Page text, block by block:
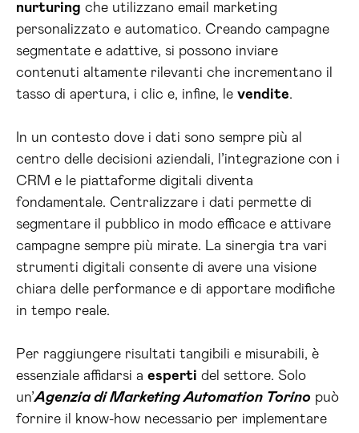
nurturing che utilizzano email marketing
personalizzato e automatico. Creando campagne
segmentate e adattive, si possono inviare
contenuti altamente rilevanti che incrementano il
tasso di apertura, i clic e, infine, le vendite.
In un contesto dove i dati sono sempre più al
centro delle decisioni aziendali, l’integrazione con i
CRM e le piattaforme digitali diventa
fondamentale. Centralizzare i dati permette di
segmentare il pubblico in modo efficace e attivare
campagne sempre più mirate. La sinergia tra vari
strumenti digitali consente di avere una visione
chiara delle performance e di apportare modifiche
in tempo reale.
Per raggiungere risultati tangibili e misurabili, è
essenziale affidarsi a esperti del settore. Solo
un’Agenzia di Marketing Automation Torino può
fornire il know-how necessario per implementare